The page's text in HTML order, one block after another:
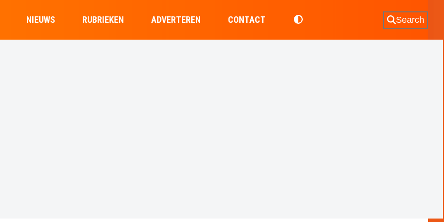
NIEUWS RUBRIEKEN ADVERTEREN CONTACT Search